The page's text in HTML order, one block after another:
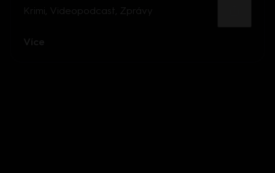
Krimi Videopodcast Zprávy
Více